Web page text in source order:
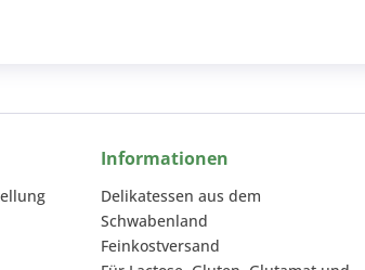
Informationen
Delikatessen aus dem
Schwabenland
Feinkostversand